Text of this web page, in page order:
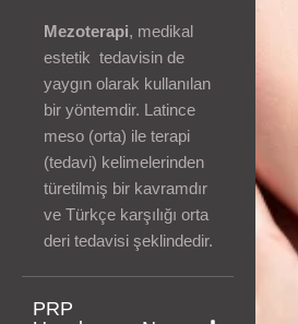
Mezoterapi, medikal
estetik tedavisin de
yaygın olarak kullanılan
bir yöntemdir. Latince
meso (orta) ile terapi
(tedavi) kelimelerinden
türetilmiş bir kavramdır
ve Türkçe karşılığı orta
deri tedavisi şeklindedir.
PRP